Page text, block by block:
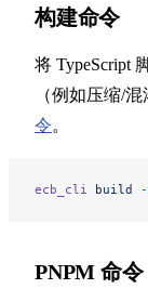
构建命令
将 TypeScript
（例如压缩/
令。
ecb_cli build -
PNPM 命令